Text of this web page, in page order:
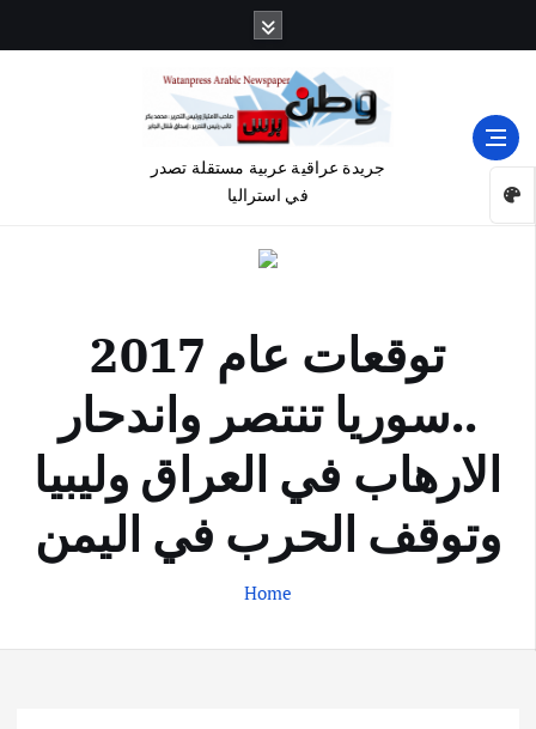
جريدة عراقية عربية مستقلة تصدر
في استراليا
توقعات عام 2017
..سوريا تنتصر واندحار
الارهاب في العراق وليبيا
وتوقف الحرب في اليمن
Home